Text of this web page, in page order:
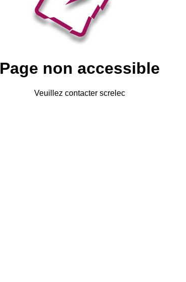
Page non accessible
Veuillez contacter screlec